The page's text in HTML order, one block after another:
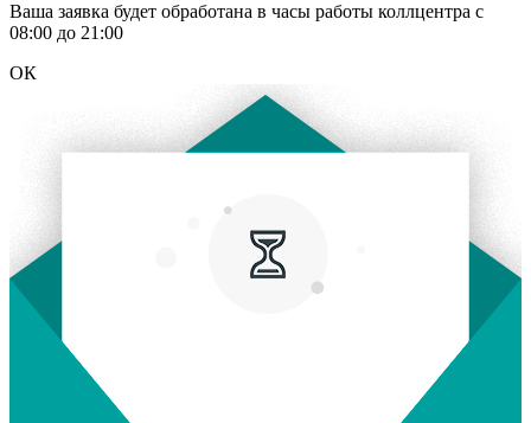
Ваша заявка будет обработана в часы работы коллцентра с
08:00 до 21:00
ОК